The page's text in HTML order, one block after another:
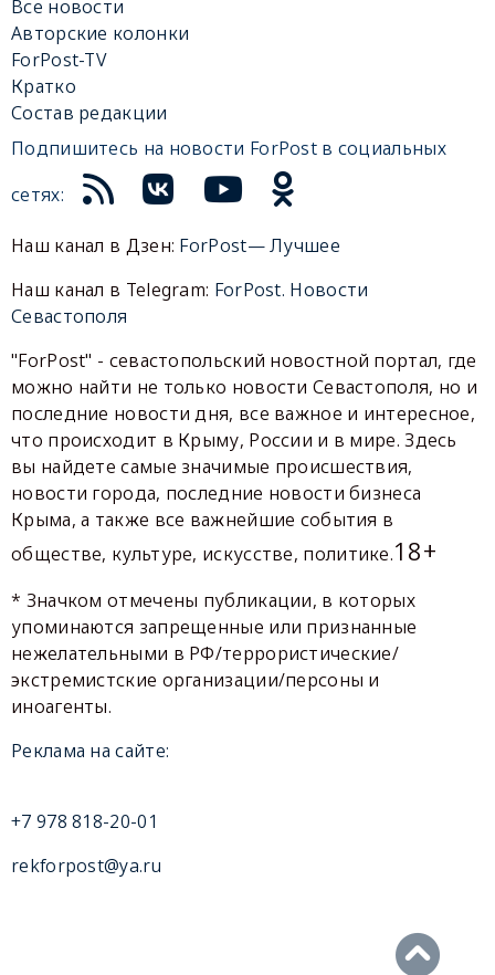
Все новости
Авторские колонки
ForPost-TV
Кратко
Состав редакции
Подпишитесь на новости ForPost в социальных
сетях:
Наш канал в Дзен: ForPost— Лучшее
Наш канал в Telegram: ForPost. Новости
Севастополя
"ForPost" - севастопольский новостной портал, где
можно найти не только новости Севастополя, но и
последние новости дня, все важное и интересное,
что происходит в Крыму, России и в мире. Здесь
вы найдете самые значимые происшествия,
новости города, последние новости бизнеса
Крыма, а также все важнейшие события в
обществе, культуре, искусстве, политике.18+
* Значком отмечены публикации, в которых
упоминаются запрещенные или признанные
нежелательными в РФ/террористические/
экстремистские организации/персоны и
иноагенты.
Реклама на сайте:
+7 978 818-20-01
rekforpost@ya.ru